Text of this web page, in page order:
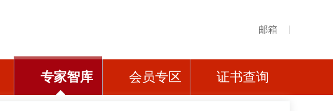
邮箱
专家智库 会员专区 证书查询